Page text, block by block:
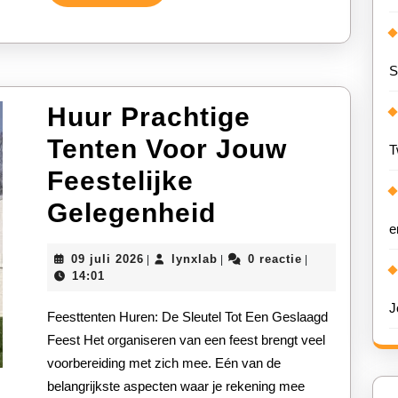
Verder
Huur Prachtige
Tenten Voor Jouw
Feestelijke
Gelegenheid
Tenten
Voor
Jouw
Feestelijke
09 juli 202609
lynxlablynxlab0 reactie
14:01
Feesttenten Huren: De Sleutel Tot Een Geslaagd
Feest Het organiseren van een feest brengt veel
voorbereiding met zich mee. Eén van de
belangrijkste aspecten waar je rekening mee